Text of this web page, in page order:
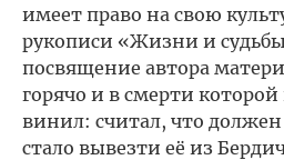
имеет право на свою
рукописи «Жизни и
посвящение автора
горячо и в смерти которой
винил: считал, что
стало вывезти её из